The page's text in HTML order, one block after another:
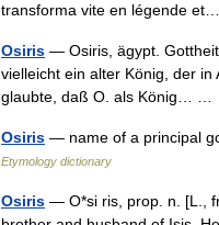
transforma vite en légende
Osiris — Osiris, ägypt.
vielleicht ein alter König, der
glaubte, daß O. als König… …
Osiris — name of a principal
Etymology dictionary
Osiris — O*si ris, prop. n. [L.,